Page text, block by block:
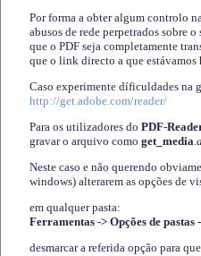
Por forma a obter algum controlo
abusos de rede perpetrados sobre
que o PDF seja completamente
que o link directo a que estávamos
Caso experimente díficuldades na
http://get.adobe.com/reader/
Para os utilizadores do PDF-
gravar o arquivo como get_media
Neste caso e não querendo
windows) alterarem as opções de
em qualquer pasta:
Ferramentas -> Opções de
desmarcar a referida opção para